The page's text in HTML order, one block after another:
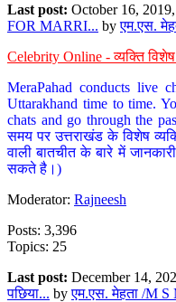
Last post: October 16,
FOR MARRI... byएम.एस.
Celebrity Online - व्यक्ति
MeraPahad conducts live
Uttarakhand time to time.
chats and go through the
समय पर उत्तराखंड के विशेष
वाली बातचीत के बारे में
सकते है।)
Moderator: Rajneesh
Posts: 3,396
Topics: 25
Last post: December 14,
पछिया... byएम.एस. मेहता /M S